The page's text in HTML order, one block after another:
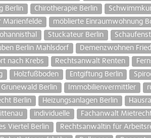
Berlin
Chirotherapie Berlin
Marienfelde
möblierte Einraumwohnung
Stuckateur Berlin
Berlin Mahlsdorf
Demenzwohnen
nach Krebs Rechtsanwalt Renten
Holzfußboden Entgiftung Berlin
Berlin
Immobilienvermittler
Berlin
Heizungsanlagen Berlin
individuelle Fachanwalt
Viertel Berlin
Rechtsanwältin für